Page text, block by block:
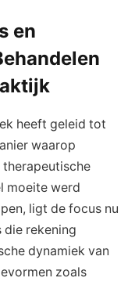
en
heeft geleid tot
waarop
moeite werd
ligt de focus nu
rekening
dynamiek van
zoals